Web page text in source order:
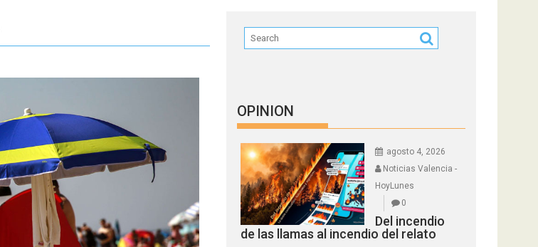
OPINION
agosto 4, 2026
Noticias Valencia -
HoyLunes
0
Del incendio
de las llamas al incendio del relato